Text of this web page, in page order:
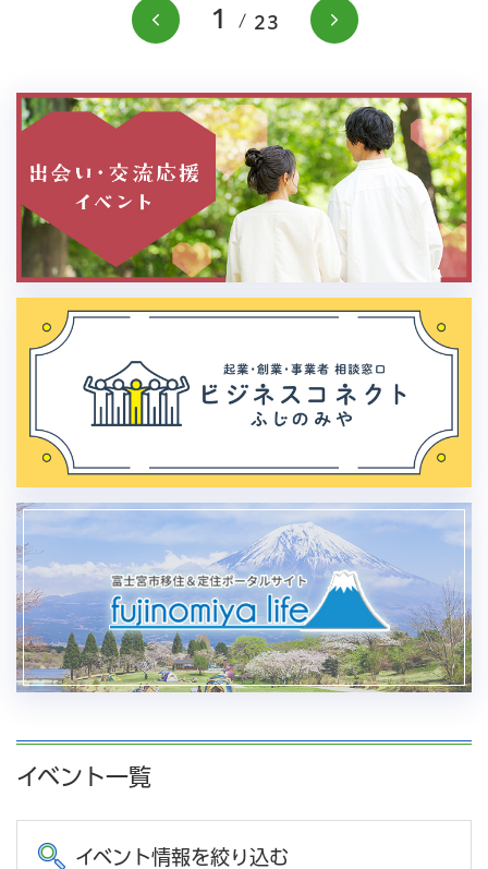
前のスライドを表示
1 23
イベント一覧
イベント情報を絞り込む